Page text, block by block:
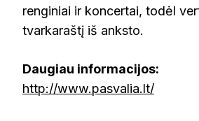
renginiai ir koncertai, todėl
tvarkaraštį iš anksto.
Daugiau informacijos:
http://www.pasvalia.lt/